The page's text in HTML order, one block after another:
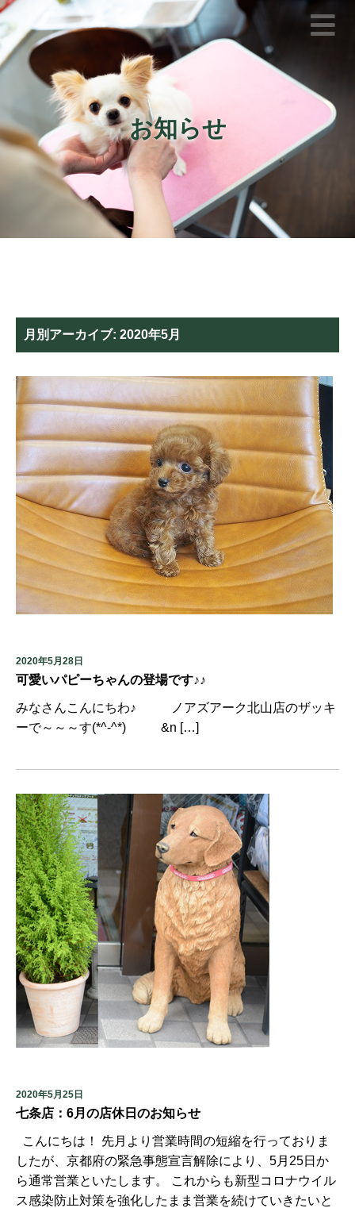
お知らせ
月別アーカイブ: 2020年5月
2020年5月28日
可愛いパピーちゃんの登場です♪♪
みなさんこんにちわ♪ ノアズアーク北山店のザッキ
ーで～～～す(*^-^*) &n […]
2020年5月25日
七条店：6月の店休日のお知らせ
こんにちは！ 先月より営業時間の短縮を行っておりま
したが、京都府の緊急事態宣言解除により、5月25日か
ら通常営業といたします。 これからも新型コロナウイル
ス感染防止対策を強化したまま営業を続けていきたいと